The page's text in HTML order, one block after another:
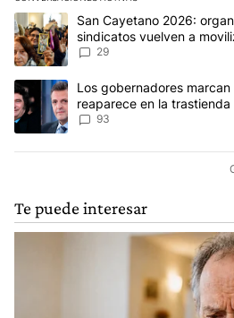
Este listado muestra los artículos
Un artículo de tendencia con el título
San Cayetano 2026:
sindicatos vuelven a
reclamos al Gobierno
29
Un artículo de tendencia con el
Los gobernadores
reaparece en la
93